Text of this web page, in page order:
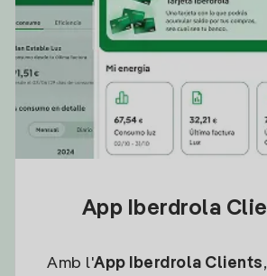
App Iberdrola
Amb l'App Iberdrola Clients